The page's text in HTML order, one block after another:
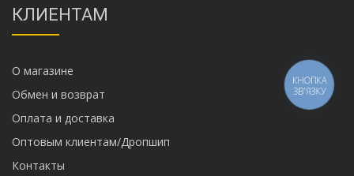
КЛИЕНТАМ
О магазине
Обмен и возврат
Оплата и доставка
Оптовым клиентам/Дропшип
Контакты
КНОПКА
ЗВ'ЯЗКУ